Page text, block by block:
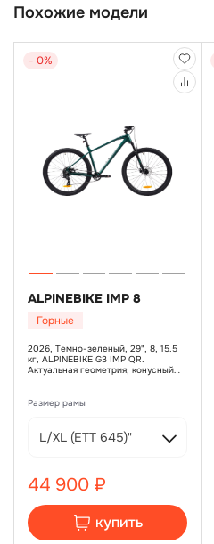
Похожие модели
- 0%
ALPINEBIKE IMP 8
Горные
2026, Темно-зеленый, 29", 8, 15.5
кг, ALPINEBIKE G3 IMP QR.
Актуальная геометрия; конусный
багажника, TEKTRO TKD 176,
гидравлический, ротор 160 мм,
L/XL
Размер рамы
L/XL (ЕТТ 645)"
44 900 ₽
купить